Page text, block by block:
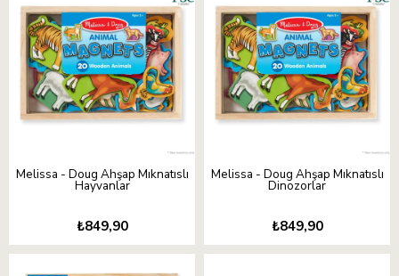
Melissa - Doug Ahşap Mıknatıslı
Hayvanlar
₺849,90
Melissa - Doug Ahşap Mıknatıslı
Dinozorlar
₺849,90